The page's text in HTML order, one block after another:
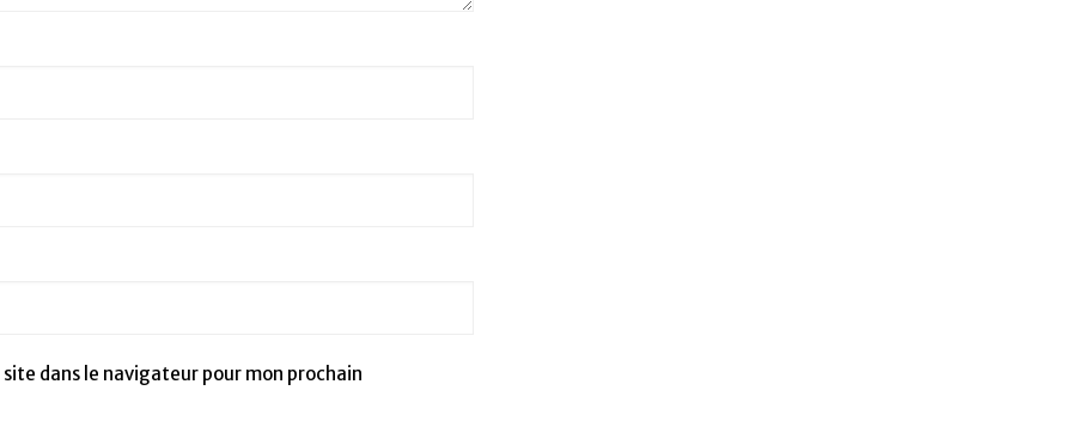
dans le navigateur pour mon prochain